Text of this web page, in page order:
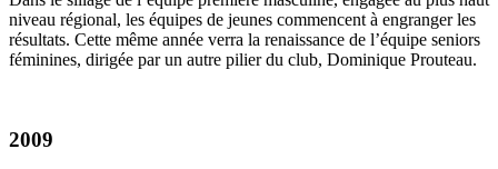
niveau régional, les équipes de jeunes commencent à engranger les
résultats. Cette même année verra la renaissance de l’équipe seniors
féminines, dirigée par un autre pilier du club, Dominique Prouteau.
2009